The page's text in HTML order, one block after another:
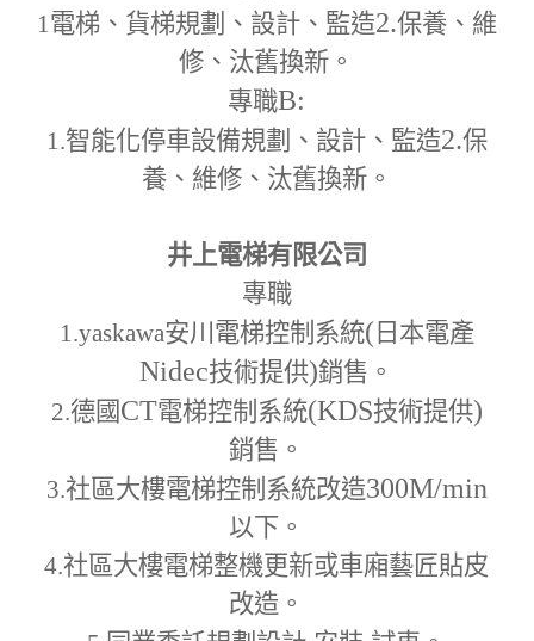
1電梯、貨梯規劃、設計、監造2.保養、維
修、汰舊換新。
專職B:
1.智能化停車設備規劃、設計、監造2.保
養、維修、汰舊換新。
井上電梯有限公司
專職
1.yaskawa安川電梯控制系統( 日本電產
Nidec技術提供)銷售。
2.德國 CT電梯控制系統(KDS技術提供)
銷售。
3.社區大樓電梯控制系統改造300M/min
以下。
4.社區大樓電梯整機更新或車廂藝匠貼皮
改造。